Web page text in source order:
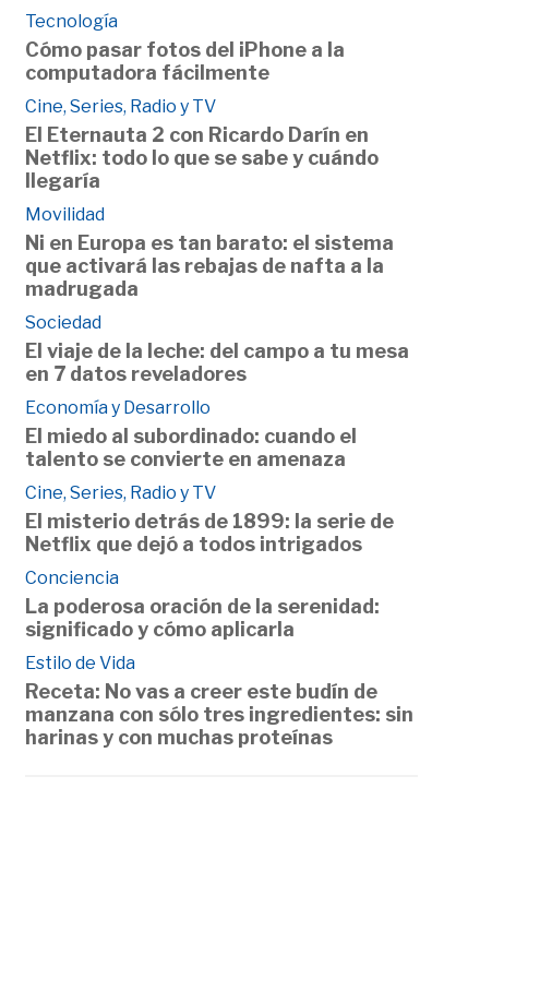
Tecnología
Cómo pasar fotos del iPhone a la
computadora fácilmente
Cine, Series, Radio y TV
El Eternauta 2 con Ricardo Darín en
Netflix: todo lo que se sabe y cuándo
llegaría
Movilidad
Ni en Europa es tan barato: el sistema
que activará las rebajas de nafta a la
madrugada
Sociedad
El viaje de la leche: del campo a tu mesa
en 7 datos reveladores
Economía y Desarrollo
El miedo al subordinado: cuando el
talento se convierte en amenaza
Cine, Series, Radio y TV
El misterio detrás de 1899: la serie de
Netflix que dejó a todos intrigados
Conciencia
La poderosa oración de la serenidad:
significado y cómo aplicarla
Estilo de Vida
Receta: No vas a creer este budín de
manzana con sólo tres ingredientes: sin
harinas y con muchas proteínas